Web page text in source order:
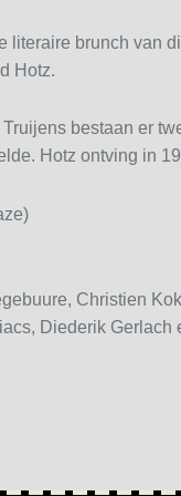
literaire brunch van
Hotz.
bestaan er
Hotz ontving in
Christien
Diederik Gerlach